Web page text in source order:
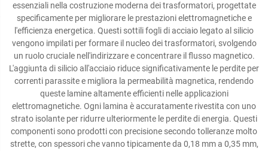
essenziali nella costruzione moderna dei trasformatori, progettate
specificamente per migliorare le prestazioni elettromagnetiche e
l'efficienza energetica. Questi sottili fogli di acciaio legato al silicio
vengono impilati per formare il nucleo dei trasformatori, svolgendo
un ruolo cruciale nell'indirizzare e concentrare il flusso magnetico.
L'aggiunta di silicio all'acciaio riduce significativamente le perdite per
correnti parassite e migliora la permeabilità magnetica, rendendo
queste lamine altamente efficienti nelle applicazioni
elettromagnetiche. Ogni lamina è accuratamente rivestita con uno
strato isolante per ridurre ulteriormente le perdite di energia. Questi
componenti sono prodotti con precisione secondo tolleranze molto
strette, con spessori che vanno tipicamente da 0,18 mm a 0,35 mm,